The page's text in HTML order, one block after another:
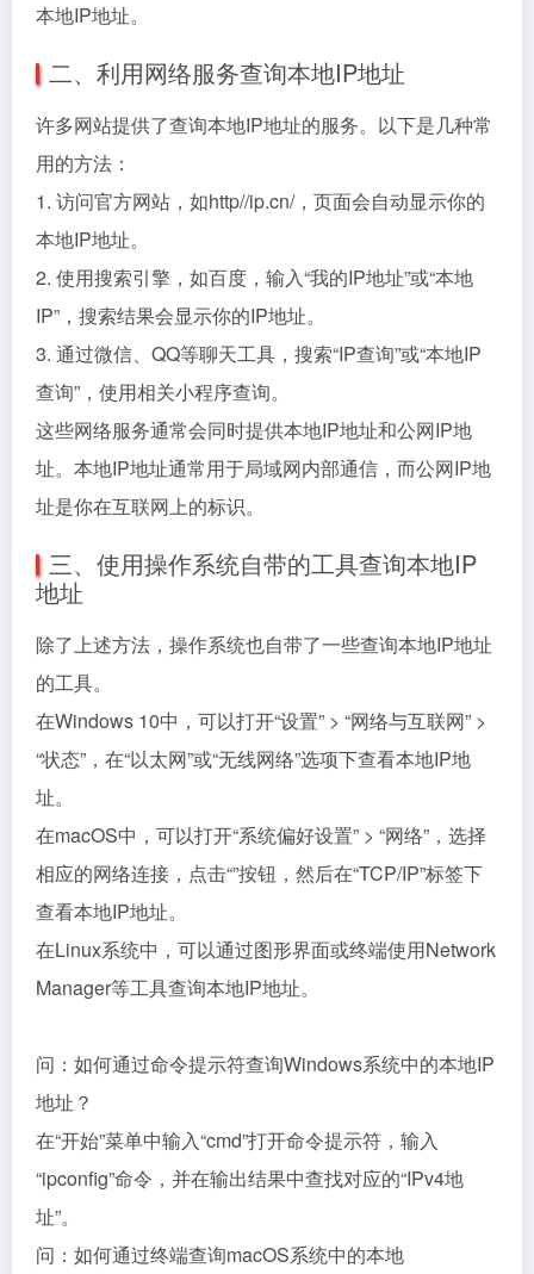
本地IP地址。
二、利用网络服务查询本地IP地址
许多网站提供了查询本地IP地址的服务。以下是几种常
用的方法：
1. 访问官方网站，如http//ip.cn/，页面会自动显示你的
本地IP地址。
2. 使用搜索引擎，如百度，输入“我的IP地址”或“本地
IP”，搜索结果会显示你的IP地址。
3. 通过微信、QQ等聊天工具，搜索“IP查询”或“本地IP
查询”，使用相关小程序查询。
这些网络服务通常会同时提供本地IP地址和公网IP地
址。本地IP地址通常用于局域网内部通信，而公网IP地
址是你在互联网上的标识。
三、使用操作系统自带的工具查询本地IP
地址
除了上述方法，操作系统也自带了一些查询本地IP地址
的工具。
在Windows 10中，可以打开“设置” > “网络与互联网” >
“状态”，在“以太网”或“无线网络”选项下查看本地IP地
址。
在macOS中，可以打开“系统偏好设置” > “网络”，选择
相应的网络连接，点击“”按钮，然后在“TCP/IP”标签下
查看本地IP地址。
在Linux系统中，可以通过图形界面或终端使用Network
Manager等工具查询本地IP地址。
问：如何通过命令提示符查询Windows系统中的本地IP
地址？
在“开始”菜单中输入“cmd”打开命令提示符，输入
“ipconfig”命令，并在输出结果中查找对应的“IPv4地
址”。
问：如何通过终端查询macOS系统中的本地